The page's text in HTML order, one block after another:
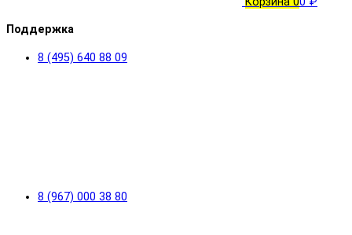
Поддержка
8 (495) 640 88 09
8 (967) 000 38 80